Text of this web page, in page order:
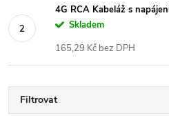
4G RCA Kabeláž s
Skladem
165,29 Kč bez DPH
Filtrovat